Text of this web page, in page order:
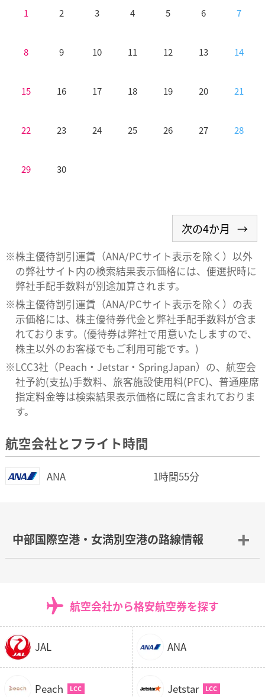
1 2 3 4 5 6 7
8 9 10 11 12 13 14
15 16 17 18 19 20 21
22 23 24 25 26 27 28
29 30
株主優待割引運賃（ANA/PCサイト表示を除く）以外
の弊社サイト内の検索結果表示価格には、便選択時に
弊社手配手数料が別途加算されます。
株主優待割引運賃（ANA/PCサイト表示を除く）の表
示価格には、株主優待券代金と弊社手配手数料が含ま
れております。(優待券は弊社で用意いたしますので、
株主以外のお客様でもご利用可能です。)
LCC3社（Peach・Jetstar・SpringJapan）の、航空会
社予約(支払)手数料、旅客施設使用料(PFC)、普通座席
指定料金等は検索結果表示価格に既に含まれておりま
す。
航空会社とフライト時間
ANA 1時間55分
中部国際空港・女満別空港の路線情報
ます。フライト時間が約1時間50分で、こちらの路線は
ANA（全日空）
さくらトラベルでは、中部国際空港から女満別空港まで
の1つの航空会社の運賃をわかりやすく一覧表示。24時
間営業しているので、当日の夜便のチケットも翌日の早
朝便のチケットも対応OKです。急な出張や帰省が必要に
航空会社から格安航空券を探す
JAL ANA
Peach Jetstar